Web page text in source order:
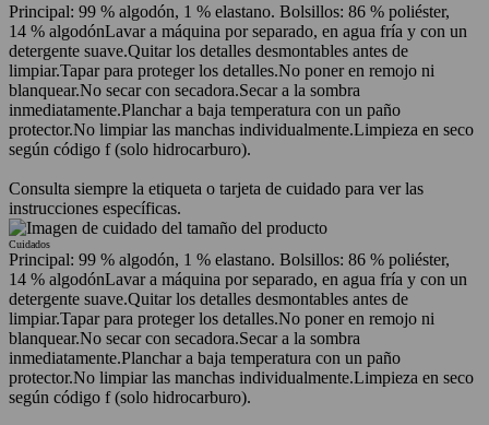
Principal: 99 % algodón, 1 % elastano. Bolsillos: 86 % poliéster,
14 % algodónLavar a máquina por separado, en agua fría y con un
detergente suave.Quitar los detalles desmontables antes de
limpiar.Tapar para proteger los detalles.No poner en remojo ni
blanquear.No secar con secadora.Secar a la sombra
inmediatamente.Planchar a baja temperatura con un paño
protector.No limpiar las manchas individualmente.Limpieza en seco
según código f (solo hidrocarburo).
Consulta siempre la etiqueta o tarjeta de cuidado para ver las
instrucciones específicas.
Cuidados
Principal: 99 % algodón, 1 % elastano. Bolsillos: 86 % poliéster,
14 % algodónLavar a máquina por separado, en agua fría y con un
detergente suave.Quitar los detalles desmontables antes de
limpiar.Tapar para proteger los detalles.No poner en remojo ni
blanquear.No secar con secadora.Secar a la sombra
inmediatamente.Planchar a baja temperatura con un paño
protector.No limpiar las manchas individualmente.Limpieza en seco
según código f (solo hidrocarburo).